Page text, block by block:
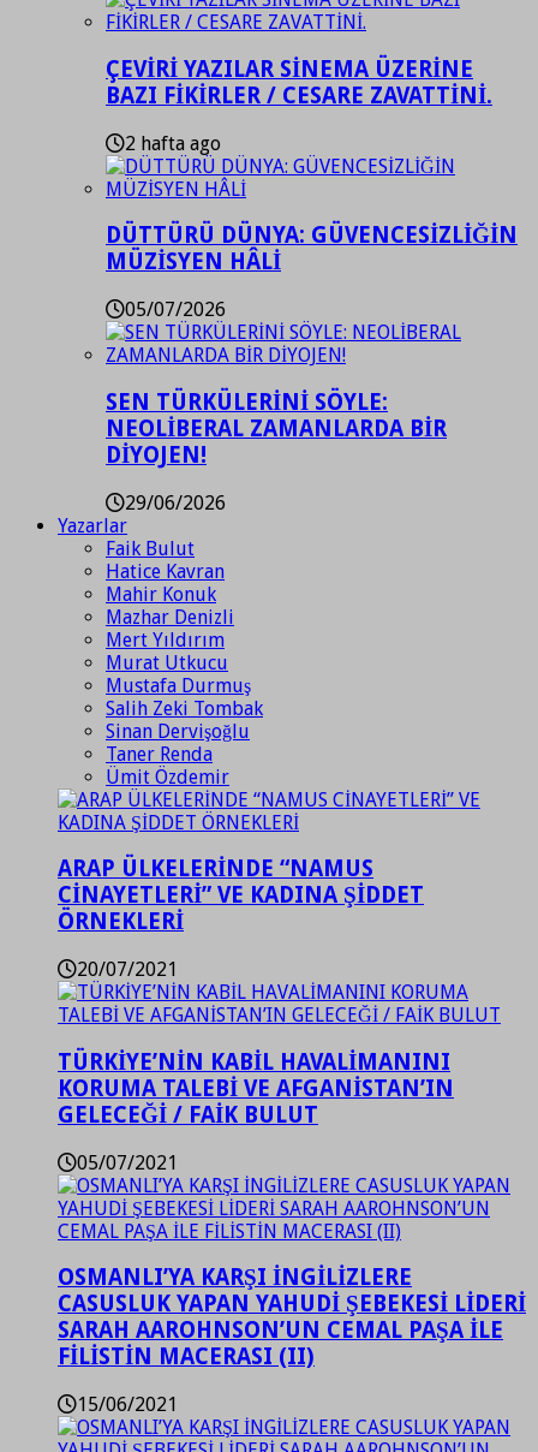
ÇEVİRİ YAZILAR SİNEMA ÜZERİNE
BAZI FİKİRLER / CESARE ZAVATTİNİ.
2 hafta ago
DÜTTÜRÜ DÜNYA: GÜVENCESİZLİĞİN
MÜZİSYEN HÂLİ
05/07/2026
SEN TÜRKÜLERİNİ SÖYLE:
NEOLİBERAL ZAMANLARDA BİR
DİYOJEN!
29/06/2026
Yazarlar
Faik Bulut
Hatice Kavran
Mahir Konuk
Mazhar Denizli
Mert Yıldırım
Murat Utkucu
Mustafa Durmuş
Salih Zeki Tombak
Sinan Dervişoğlu
Taner Renda
Ümit Özdemir
ARAP ÜLKELERİNDE “NAMUS
CİNAYETLERİ” VE KADINA ŞİDDET
ÖRNEKLERİ
20/07/2021
TÜRKİYE’NİN KABİL HAVALİMANINI
KORUMA TALEBİ VE AFGANİSTAN’IN
GELECEĞİ / FAİK BULUT
05/07/2021
OSMANLI’YA KARŞI İNGİLİZLERE
CASUSLUK YAPAN YAHUDİ ŞEBEKESİ LİDERİ
SARAH AAROHNSON’UN CEMAL PAŞA İLE
FİLİSTİN MACERASI (II)
15/06/2021